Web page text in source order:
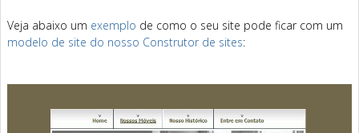
Veja abaixo um exemplo de como o seu site pode ficar com um
modelo de site do nosso Construtor de sites: